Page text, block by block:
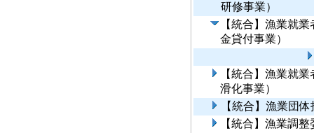
研修事業）
【統合】漁業就
金貸付事業）
【統合】漁業就
滑化事業）
【統合】漁業団
【統合】漁業調